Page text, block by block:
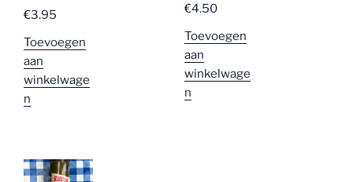
Gewaardeer
d5.00
€3.95
Toevoegen
aan
winkelwage
n
€4.50
Toevoegen
aan
winkelwage
n